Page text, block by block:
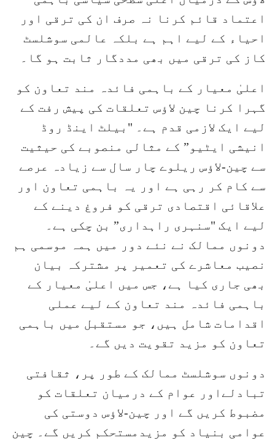
اعتماد قائم کرنا نہ صرف ان کی ترقی اور
احیاء کے لیے اہم ہے بلکہ عالمی سوشلسٹ
کاز کی ترقی میں بھی مددگار ثابت ہو گا۔
اعلیٰ معیار کے باہمی فائدہ مند تعاون کو
گہرا کرنا چین لاؤس تعلقات کی پیش رفت کے
لیے ایک لازمی قدم ہے۔ "بیلٹ اینڈ روڈ
انیشی ایٹیو” کے مثالی منصوبے کی حیثیت
سے چین-لاؤس ریلوے چار سال سے زیادہ عرصے
سے کام کر رہی ہے اور یہ باہمی تعاون اور
علاقائی اقتصادی ترقی کو فروغ دینے کے
لیے ایک "سنہری راہداری” بن چکی ہے۔
دونوں ممالک نے نئے دور میں ہمہ موسمی ہم
نصیب معاشرے کی تعمیر پر مشترکہ بیان
بھی جاری کیا ہے، جس میں اعلیٰ معیار کے
باہمی فائدہ مند تعاون کے لیے عملی
اقدامات شامل ہیں، جو مستقبل میں باہمی
تعاون کو مزید تقویت دیں گے۔
دونوں سوشلسٹ ممالک کے طور پر، ثقافتی
تبادلےاور عوام کے درمیان تعلقات کو
مضبوط کریں گے اور چین-لاؤس دوستی کی
عوامی بنیاد کو مزیدمستحکم کریں گے۔ چین